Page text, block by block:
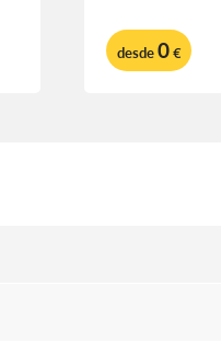
desde0€